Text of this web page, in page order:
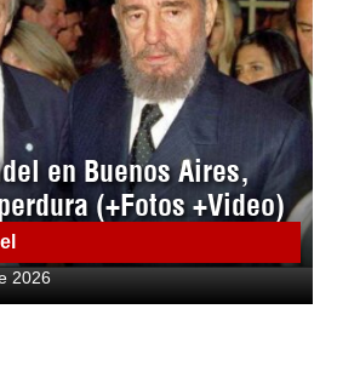
en Buenos Aires,
(+Fotos +Video)
2026